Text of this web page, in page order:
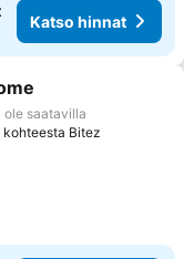
Katso hinnat
ole saatavilla
kohteesta Bitez